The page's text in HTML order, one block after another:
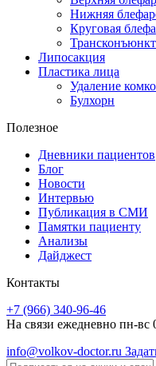
Нижняя
Круговая
Липосакция
Пластика лица
Удаление
Булхорн
Полезное
Дневники пациентов
Блог
Новости
Интервью
Публикация в СМИ
Памятки пациенту
Анализы
Дайджест
Контакты
+7 (966) 340-96-46
На связи ежедневно пн-вс
info@volkov-doctor.ru